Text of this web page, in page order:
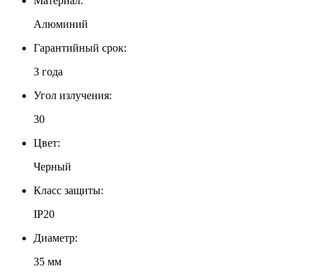
Алюминий
Гарантийный срок:
3 года
Угол излучения:
30
Цвет:
Черный
Класс защиты:
IP20
Диаметр:
35 мм